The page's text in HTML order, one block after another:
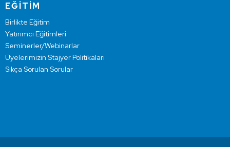
EĞİTİM
Birlikte Eğitim
Yatırımcı Eğitimleri
Seminerler/Webinarlar
Üyelerimizin Stajyer Politikaları
Sıkça Sorulan Sorular